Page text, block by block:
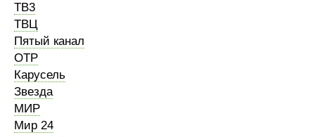
ТВ3
ТВЦ
Пятый канал
ОТР
Карусель
Звезда
МИР
Мир 24